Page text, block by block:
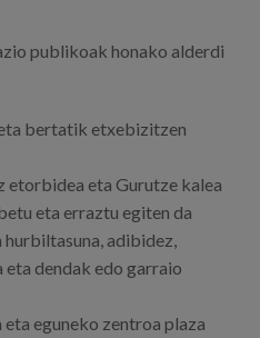
publikoak honako alderdi
bertatik etxebizitzen
eta Gurutze kalea
eta erraztu egiten da
adibidez,
dendak edo garraio
eguneko zentroa plaza